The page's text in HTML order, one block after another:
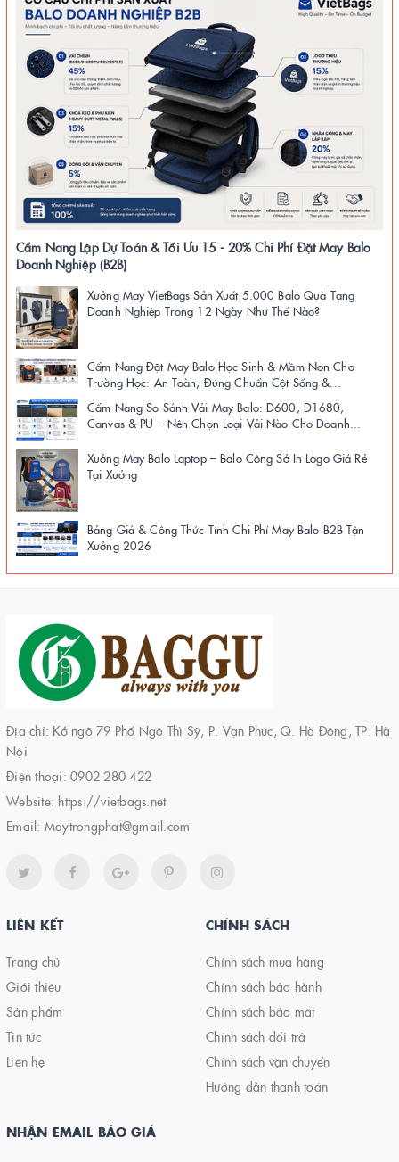
Cẩm Nang Lập Dự Toán & Tối Ưu 15 - 20% Chi Phí Đặt May Balo
Doanh Nghiệp (B2B)
Xưởng May VietBags Sản Xuất 5.000 Balo Quà Tặng
Doanh Nghiệp Trong 12 Ngày Như Thế Nào?
Cẩm Nang Đặt May Balo Học Sinh & Mầm Non Cho
Trường Học: An Toàn, Đúng Chuẩn Cột Sống &...
Cẩm Nang So Sánh Vải May Balo: D600, D1680,
Canvas & PU – Nên Chọn Loại Vải Nào Cho Doanh...
Xưởng May Balo Laptop – Balo Công Sở In Logo Giá Rẻ
Tại Xưởng
Bảng Giá & Công Thức Tính Chi Phí May Balo B2B Tận
Xưởng 2026
Địa chỉ: K6 ngõ 79 Phố Ngô Thì Sỹ, P. Vạn Phúc, Q. Hà Đông, TP. Hà
Nội
Điện thoại: 0902 280 422
Website: https://vietbags.net
Email: Maytrongphat@gmail.com
LIÊN KẾT
Trang chủ
Giới thiệu
Sản phẩm
Tin tức
Liên hệ
CHÍNH SÁCH
Chính sách mua hàng
Chính sách bảo hành
Chính sách bảo mật
Chính sách đổi trả
Chính sách vận chuyển
Hướng dẫn thanh toán
NHẬN EMAIL BÁO GIÁ